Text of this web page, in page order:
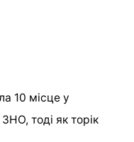
10 місце у
тоді як торік